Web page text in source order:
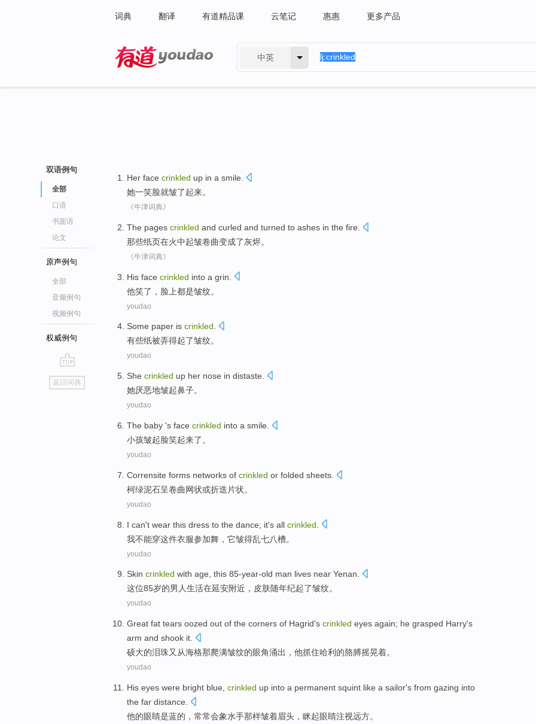
词典 翻译 有道精品课 云笔记 惠惠 更多产品
中英
双语例句
全部
口语
书面语
论文
原声例句
全部
音频例句
视频例句
权威例句
go
top
返回词典
Her face crinkled up in a smile
她一笑脸就皱了起来。
《牛津词典》
The pages crinkled and curled and turned to ashes in the fire
那些纸页在火中起皱卷曲变成了灰烬。
《牛津词典》
His face crinkled into a grin
他笑了， 脸上都是皱纹。
youdao
Some paper is crinkled.
有些纸被弄得起了皱纹。
youdao
She crinkled up her nose in distaste
她厌恶地皱起鼻子。
youdao
The baby 's face crinkled into a smile
小孩皱起脸笑起来了。
youdao
Corrensite forms networks of crinkled or folded sheets.
柯绿泥石呈卷曲网状或折迭片状。
youdao
I can't wear this dress to the dance; it's all crinkled
我不能穿这件衣服参加舞，它皱得乱七八槽。
youdao
Skin crinkled with age, this 85-year-old man lives near Yenan.
这位85岁的男人生活在延安附近 ， 皮肤随年纪起了皱纹。
youdao
Great fat tears oozed out of the corners of Hagrid's crinkled eyes again; he grasped Harry's
arm and shook it
硕大的泪珠又 从海格那爬满皱纹的眼角涌出， 他抓住哈利 的胳膊摇晃着。
youdao
His eyes were bright blue crinkled up into a permanent squint like a sailor's from gazing into
the far distance
他的眼睛是蓝的，常常会象水手那样皱着眉头， 眯起眼睛注视远方。